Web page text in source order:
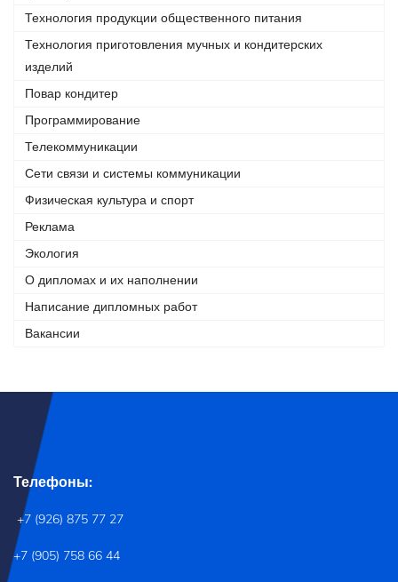
Технология продукции общественного питания
Технология приготовления мучных и кондитерских
изделий
Повар кондитер
Программирование
Телекоммуникации
Сети связи и системы коммуникации
Физическая культура и спорт
Реклама
Экология
О дипломах и их наполнении
Написание дипломных работ
Вакансии
Телефоны:
+7 (926) 875 77 27
+7 (905) 758 66 44